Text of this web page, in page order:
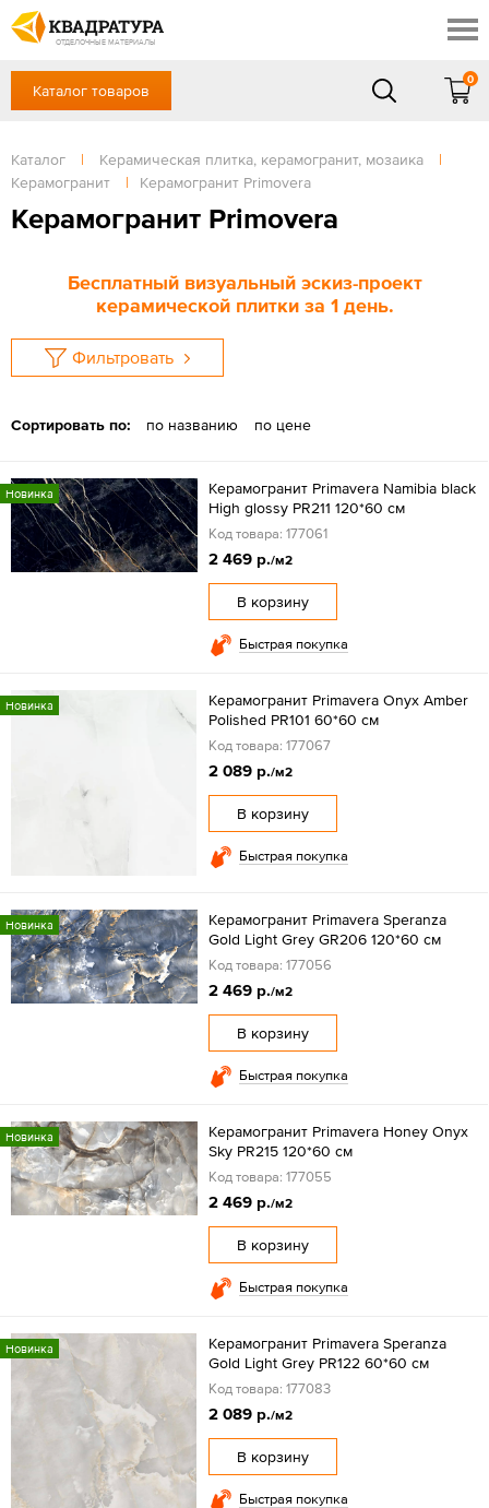
ОТДЕЛОЧНЫЕ МАТЕРИАЛЫ
Профи
Доставка и оплата
Готовые решения
Акции
Отзывы
+7 (3822) 48-94-10
Сб, Вс — выходной
ЗАКАЗАТЬ ЗВОНОК
Вход / Регистрация
Каталог товаров
0
Каталог | Керамическая плитка, керамогранит, мозаика
|
Керамогранит
| Керамогранит Primovera
Керамогранит Primovera
Бесплатный визуальный эскиз-проект
керамической плитки за 1 день.
Фильтровать
Сортировать по: по названию по цене
Новинка
Керамогранит Primavera Namibia black
High glossy PR211 120*60 см
Код товара: 177061
2 469 р./м2
В корзину
Быстрая покупка
Новинка
Керамогранит Primavera Onyx Аmber
Polished PR101 60*60 см
Код товара: 177067
2 089 р./м2
В корзину
Быстрая покупка
Новинка
Керамогранит Primavera Speranza
Gold Light Grey GR206 120*60 см
Код товара: 177056
2 469 р./м2
В корзину
Быстрая покупка
Новинка
Керамогранит Primavera Honey Onyx
Sky PR215 120*60 см
Код товара: 177055
2 469 р./м2
В корзину
Быстрая покупка
Новинка
Керамогранит Primavera Speranza
Gold Light Grey PR122 60*60 см
Код товара: 177083
2 089 р./м2
В корзину
Быстрая покупка